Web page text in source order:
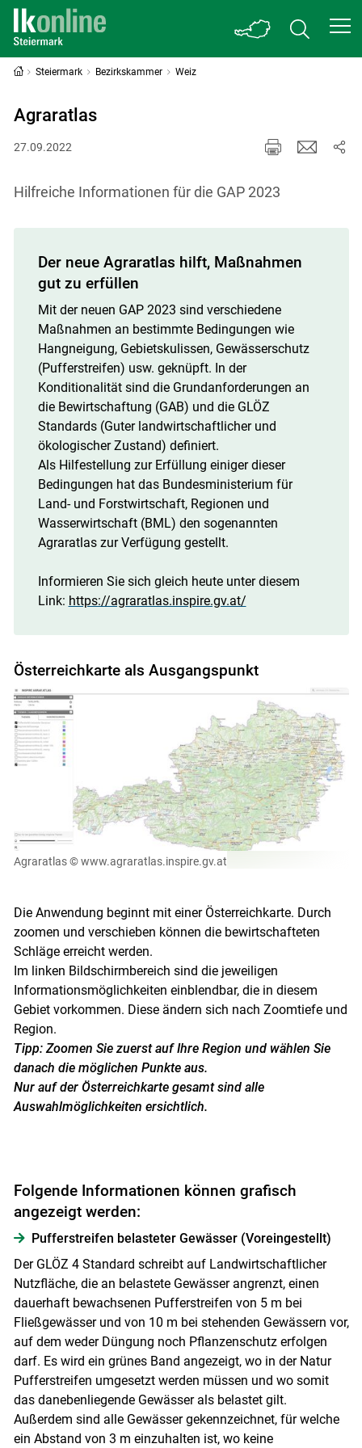
Skip to main content
Steiermark Bezirkskammer Weiz
Agraratlas
27.09.2022
Hilfreiche Informationen für die GAP 2023
Der neue Agraratlas hilft, Maßnahmen
gut zu erfüllen
Mit der neuen GAP 2023 sind verschiedene
Maßnahmen an bestimmte Bedingungen wie
Hangneigung, Gebietskulissen, Gewässerschutz
(Pufferstreifen) usw. geknüpft. In der
Konditionalität sind die Grundanforderungen an
die Bewirtschaftung (GAB) und die GLÖZ
Standards (Guter landwirtschaftlicher und
ökologischer Zustand) definiert.
Als Hilfestellung zur Erfüllung einiger dieser
Bedingungen hat das Bundesministerium für
Land- und Forstwirtschaft, Regionen und
Wasserwirtschaft (BML) den sogenannten
Agraratlas zur Verfügung gestellt.
Informieren Sie sich gleich heute unter diesem
Link: https://agraratlas.inspire.gv.at/
Österreichkarte als Ausgangspunkt
Agraratlas © www.agraratlas.inspire.gv.at
Die Anwendung beginnt mit einer Österreichkarte. Durch
zoomen und verschieben können die bewirtschafteten
Schläge erreicht werden.
Im linken Bildschirmbereich sind die jeweiligen
Informationsmöglichkeiten einblendbar, die in diesem
Gebiet vorkommen. Diese ändern sich nach Zoomtiefe und
Region.
Tipp: Zoomen Sie zuerst auf Ihre Region und wählen Sie
danach die möglichen Punkte aus.
Nur auf der Österreichkarte gesamt sind alle
Auswahlmöglichkeiten ersichtlich.
Folgende Informationen können grafisch
angezeigt werden:
Pufferstreifen belasteter Gewässer (Voreingestellt)
Der GLÖZ 4 Standard schreibt auf Landwirtschaftlicher
Nutzfläche, die an belastete Gewässer angrenzt, einen
dauerhaft bewachsenen Pufferstreifen von 5 m bei
Fließgewässer und von 10 m bei stehenden Gewässern vor,
auf dem weder Düngung noch Pflanzenschutz erfolgen
darf. Es wird ein grünes Band angezeigt, wo in der Natur
Pufferstreifen umgesetzt werden müssen und wo somit
das danebenliegende Gewässer als belastet gilt.
Außerdem sind alle Gewässer gekennzeichnet, für welche
ein Abstand von 3 m einzuhalten ist, wo keine